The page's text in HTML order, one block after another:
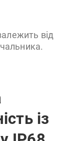
від
із